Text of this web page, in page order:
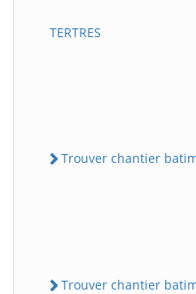
TERTRES
Trouver chantier
Trouver chantier